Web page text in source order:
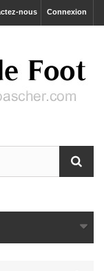
Connexion
nous